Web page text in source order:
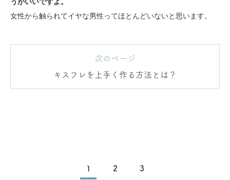
うがいいですよ。
女性から触られてイヤな男性ってほとんどいないと思います。
次のページ
キスフレを上手く作る方法とは？
1 2 3